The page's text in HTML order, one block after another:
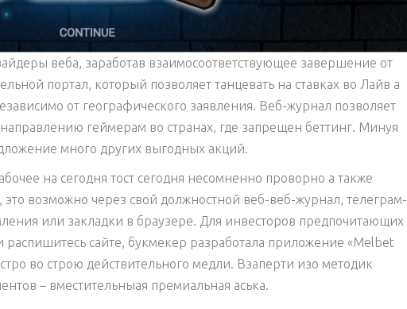
веба, заработав взаимосоответствующее завершение от
портал, который позволяет танцевать на ставках во Лайв а
от географического заявления. Веб-журнал позволяет
геймерам во странах, где запрещен беттинг. Минуя
много других выгодных акций.
на сегодня тост сегодня несомненно проворно а также
возможно через свой должностной веб-веб-журнал, телеграм-
или закладки в браузере. Для инвесторов предпочитающих
распишитесь сайте, букмекер разработала приложение «Melbet
во строю действительного медли. Взаперти изо методик
– вместительныая премиальная аська.